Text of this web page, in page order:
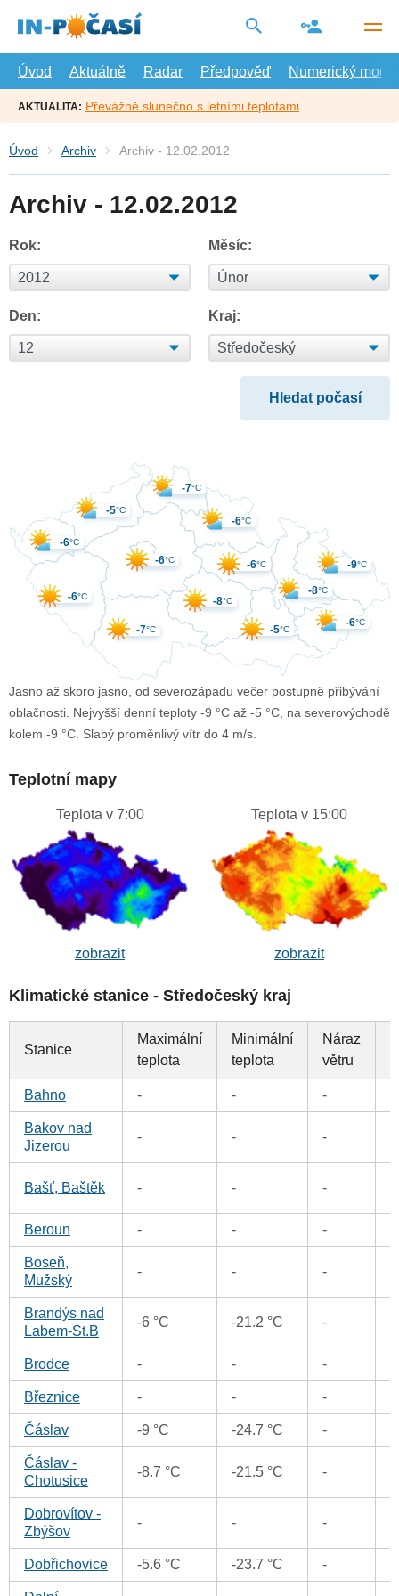
hlavní
Úvod
Aktuálně Radar Předpověď Numerický model
AKTUALITA: Převážně slunečno s letními teplotami
Úvod Archiv Archiv - 12.02.2012
Archiv - 12.02.2012
Rok: Měsíc:
Den: Kraj:
-7°C -5°C
-6°C
-6°C
-7°C
-9°C
-8°C
-6°C
-6°C
-6°C
-5°C
-8°C
-6°C
Jasno až skoro jasno, od severozápadu večer postupně přibývání
oblačnosti. Nejvyšší denní teploty -9 °C až -5 °C, na severovýchodě
kolem -9 °C. Slabý proměnlivý vítr do 4 m/s.
Teplotní mapy
Teplota v 7:00
zobrazit
Teplota v 15:00
zobrazit
Klimatické stanice - Středočeský kraj
Stanice
Maximální
teplota
Minimální
teplota
Náraz
větru
Bahno - - -
Bakov nad
Jizerou
- - -
Bašť, Baštěk - - -
Beroun - - -
Boseň,
Mužský
- - -
Brandýs nad
Labem-St.B
-6 °C -21.2 °C -
Brodce - - -
Březnice - - -
Čáslav -9 °C -24.7 °C -
Čáslav -
Chotusice
-8.7 °C -21.5 °C -
Dobrovítov -
Zbýšov
- - -
Dobřichovice -5.6 °C -23.7 °C -